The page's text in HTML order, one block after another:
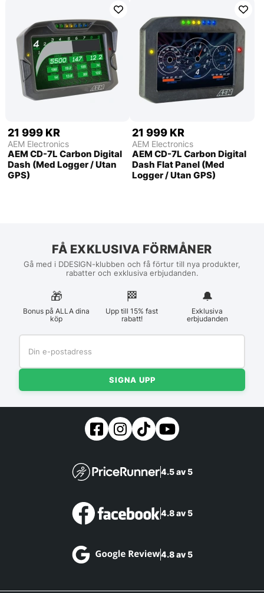
21 999 KR
AEM Electronics
AEM CD-7L Carbon Digital
Dash (Med Logger / Utan
GPS)
21 999 KR
AEM Electronics
AEM CD-7L Carbon Digital
Dash Flat Panel (Med
Logger / Utan GPS)
FÅ EXKLUSIVA FÖRMÅNER
Gå med i DDESIGN-klubben och få förtur till nya produkter,
rabatter och exklusiva erbjudanden.
🎁
Bonus på ALLA dina
köp
🏁︎
Upp till 15% fast
rabatt!
🔔
Exklusiva
erbjudanden
SIGNA UPP
4.5 av 5
4.8 av 5
4.8 av 5